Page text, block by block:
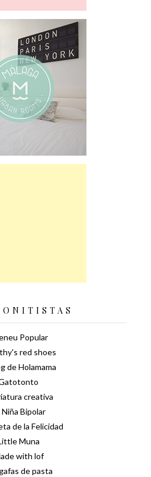
Popular
red shoes
de Holamama
creativa
Niña Bipolar
de la Felicidad
Muna
with lof
de pasta